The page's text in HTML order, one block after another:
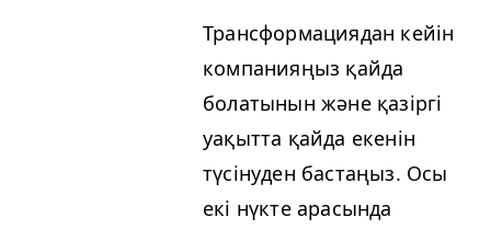
Трансформациядан кейін
компанияңыз қайда
болатынын және қазіргі
уақытта қайда екенін
түсінуден бастаңыз. Осы
екі нүкте арасында